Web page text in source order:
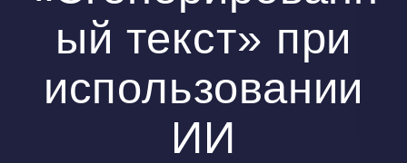
ый текст» при
использовании
ИИ